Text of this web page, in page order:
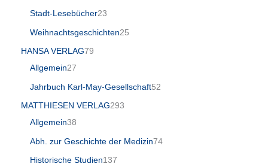
Stadt-Lesebücher23
Weihnachtsgeschichten25
HANSA VERLAG79
Allgemein27
Jahrbuch Karl-May-Gesellschaft52
MATTHIESEN VERLAG293
Allgemein38
Abh. zur Geschichte der Medizin74
Historische Studien137